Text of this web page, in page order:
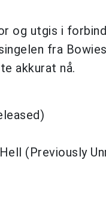
og utgis i
fra
akkurat nå.
(Previously